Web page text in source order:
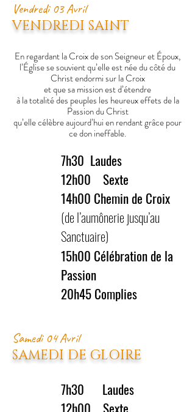
Vendredi 03 Avril
VENDREDI SAINT
En regardant la Croix de son Seigneur et Époux,
l’Église se souvient qu’elle est née du côté du
Christ endormi sur la Croix
et que sa mission est d’étendre
à la totalité des peuples les heureux effets de la
Passion du Christ
qu’elle célèbre aujourd’hui en rendant grâce pour
ce don ineffable.
7h30 Laudes
12h00 Sexte
14h00 Chemin de Croix
(de l’aumônerie jusqu’au
Sanctuaire)
15h00 Célébration de la
Passion
20h45 Complies
Samedi 04 Avril
SAMEDI DE GLOIRE
7h30 Laudes
12h00 Sexte